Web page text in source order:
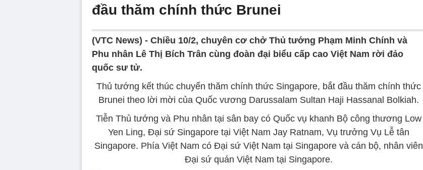
đầu thăm chính thức Brunei
(VTC News) - Chiều 10/2, chuyên cơ chở Thủ tướng Phạm Minh Chính và
Phu nhân Lê Thị Bích Trân cùng đoàn đại biểu cấp cao Việt Nam rời đảo
quốc sư tử.
Thủ tướng kết thúc chuyến thăm chính thức Singapore, bắt đầu thăm chính thức
Brunei theo lời mời của Quốc vương Darussalam Sultan Haji Hassanal Bolkiah.
Tiễn Thủ tướng và Phu nhân tại sân bay có Quốc vụ khanh Bộ công thương Low
Yen Ling, Đại sứ Singapore tại Việt Nam Jay Ratnam, Vụ trưởng Vụ Lễ tân
Singapore. Phía Việt Nam có Đại sứ Việt Nam tại Singapore và cán bộ, nhân viên
Đại sứ quán Việt Nam tại Singapore.